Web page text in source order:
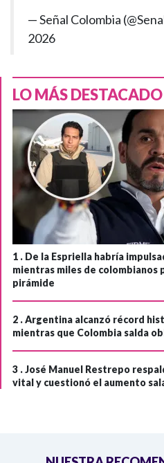
— Señal Colombia
2026
LO MÁS DESTACADO
1 . De la Espriella habría
mientras miles de colombianos
pirámide
2 .Argentina alcanzó récord
mientras que Colombia salda
3 .José Manuel Restrepo
vital y cuestionó el aumento